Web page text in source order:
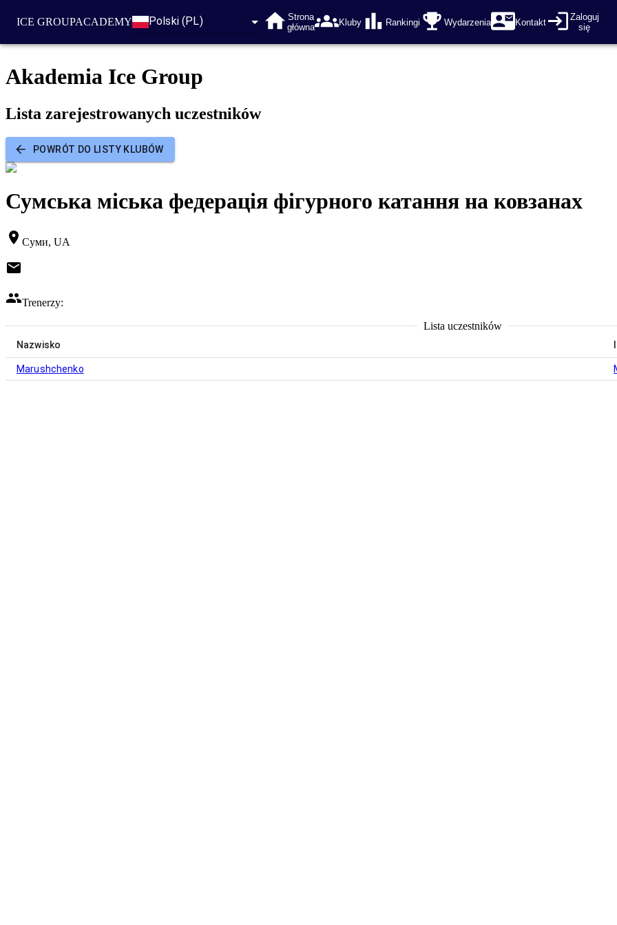
ICE GROUPACADEMY Polski (PL)
Strona
główna
Kluby Rankingi Wydarzenia Kontakt
Zaloguj
się
Akademia Ice Group
Lista zarejestrowanych uczestników
POWRÓT DO LISTY KLUBÓW
Сумська міська федерація фігурного катання на ковзанах
Суми, UA
Trenerzy:
Lista uczestników
Nazwisko
Marushchenko